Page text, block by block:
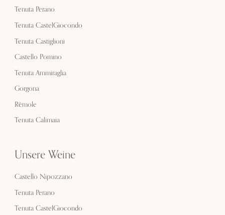
Tenuta Perano
Tenuta CastelGiocondo
Tenuta Castiglioni
Castello Pomino
Tenuta Ammiraglia
Gorgona
Rèmole
Tenuta Calimaia
Unsere Weine
Castello Nipozzano
Tenuta Perano
Tenuta CastelGiocondo